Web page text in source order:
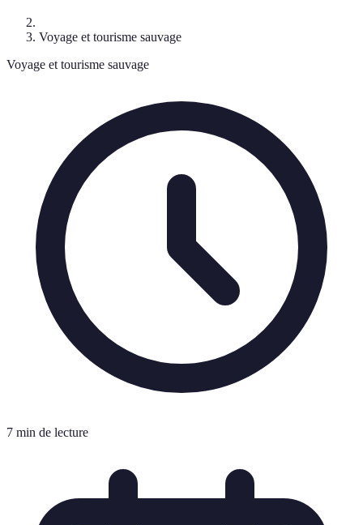
Voyage et tourisme sauvage
Voyage et tourisme sauvage
7 min de lecture